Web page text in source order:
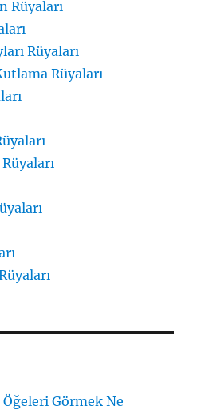
Rüyaları
Rüyaları
Rüyaları
Görmek Ne